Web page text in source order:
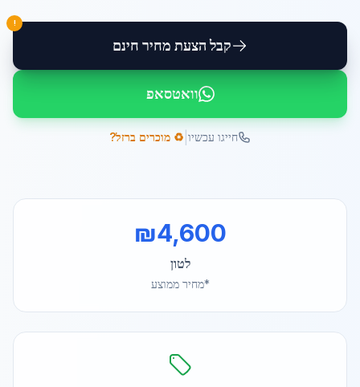
קבל הצעת מחיר חינם
!
וואטסאפ
חייגו עכשיו ♻️ מוכרים ברזל?
₪4,600
לטון
*מחיר ממוצע